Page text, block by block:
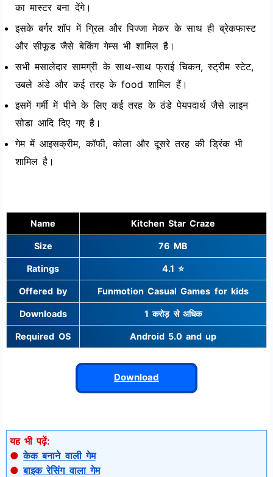
का मास्टर बना देंगे।
इसके बर्गर शॉप में ग्रिल और पिज्जा मेकर के साथ ही ब्रेकफास्ट
और सीफूड जैसे बेकिंग गेम्स भी शामिल है।
सभी मसालेदार सामग्री के साथ-साथ फ्राई चिकन, स्ट्रीम स्टेट,
उबले अंडे और कई तरह के food शामिल हैं।
इसमें गर्मी में पीने के लिए कई तरह के ठंडे पेयपदार्थ जैसे लाइन
सोडा आदि दिए गए है।
गेम में आइसक्रीम, कॉफी, कोला और दूसरे तरह की ड्रिंक भी
शामिल है।
Name Kitchen Star Craze
Size 76 MB
Ratings 4.1 ⭐
Offered by Funmotion Casual Games for kids
Downloads 1 करोड़ से अधिक
Required OS Android 5.0 and up
Download
यह भी पढ़ें:
●केक बनाने वाली गेम
●बाइक रेसिंग वाला गेम